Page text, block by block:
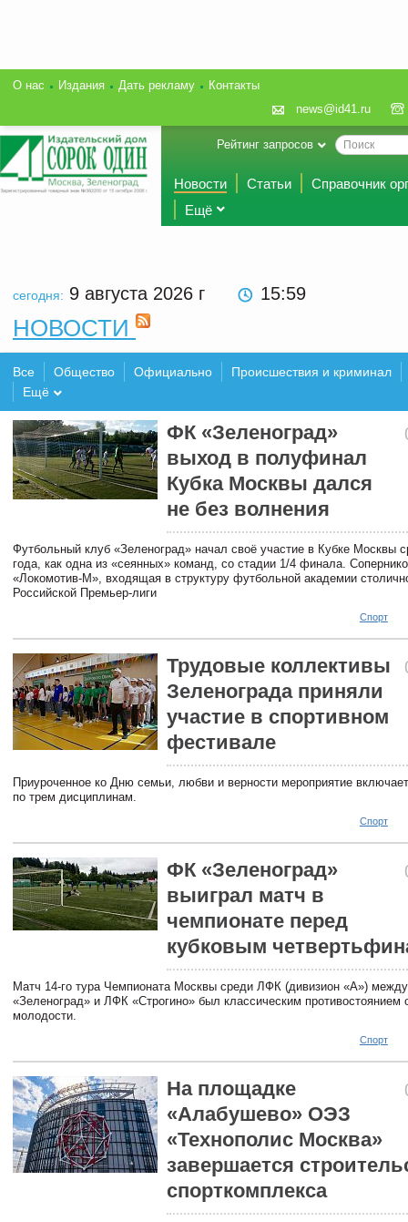
О нас Издания Дать рекламу
Контакты
news@id41.ru
Рейтинг запросов
Новости Статьи
Справочник
Ещё
сегодня: 9 августа 2026 г 15:59
НОВОСТИ
Все Общество Официально
Происшествия и криминал
Ещё
ФК «Зеленоград»
выход в полуфинал
Кубка Москвы дался
не без волнения
Футбольный клуб «Зеленоград» начал своё участие в Кубке Москвы
года, как одна из «сеянных» команд, со стадии 1/4 финала.
«Локомотив-М», входящая в структуру футбольной академии
Российской Премьер-лиги
Спорт
Трудовые коллективы
Зеленограда приняли
участие в спортивном
фестивале
Приуроченное ко Дню семьи, любви и верности мероприятие
по трем дисциплинам.
Спорт
ФК «Зеленоград»
выиграл матч в
чемпионате перед
кубковым
Матч 14-го тура Чемпионата Москвы среди ЛФК (дивизион «А»)
«Зеленоград» и ЛФК «Строгино» был классическим противостоянием
молодости.
Спорт
На площадке
«Алабушево» ОЭЗ
«Технополис Москва»
завершается
спорткомплекса